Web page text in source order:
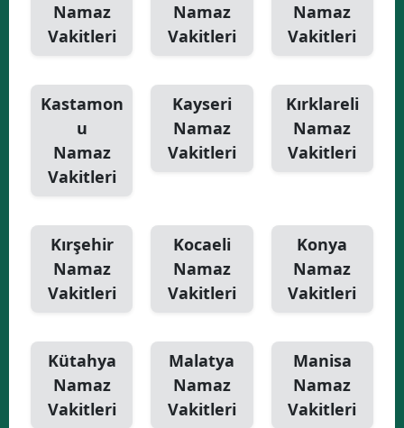
Namaz
Vakitleri
Namaz
Vakitleri
Namaz
Vakitleri
Kastamon
u
Namaz
Vakitleri
Kayseri
Namaz
Vakitleri
Kırklareli
Namaz
Vakitleri
Kırşehir
Namaz
Vakitleri
Kocaeli
Namaz
Vakitleri
Konya
Namaz
Vakitleri
Kütahya
Namaz
Vakitleri
Malatya
Namaz
Vakitleri
Manisa
Namaz
Vakitleri